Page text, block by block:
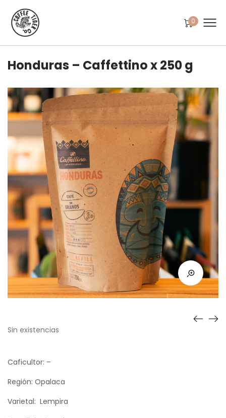
0
Honduras – Caffettino x 250 g
Sin existencias
Caficultor: –
Región: Opalaca
Varietal: Lempira